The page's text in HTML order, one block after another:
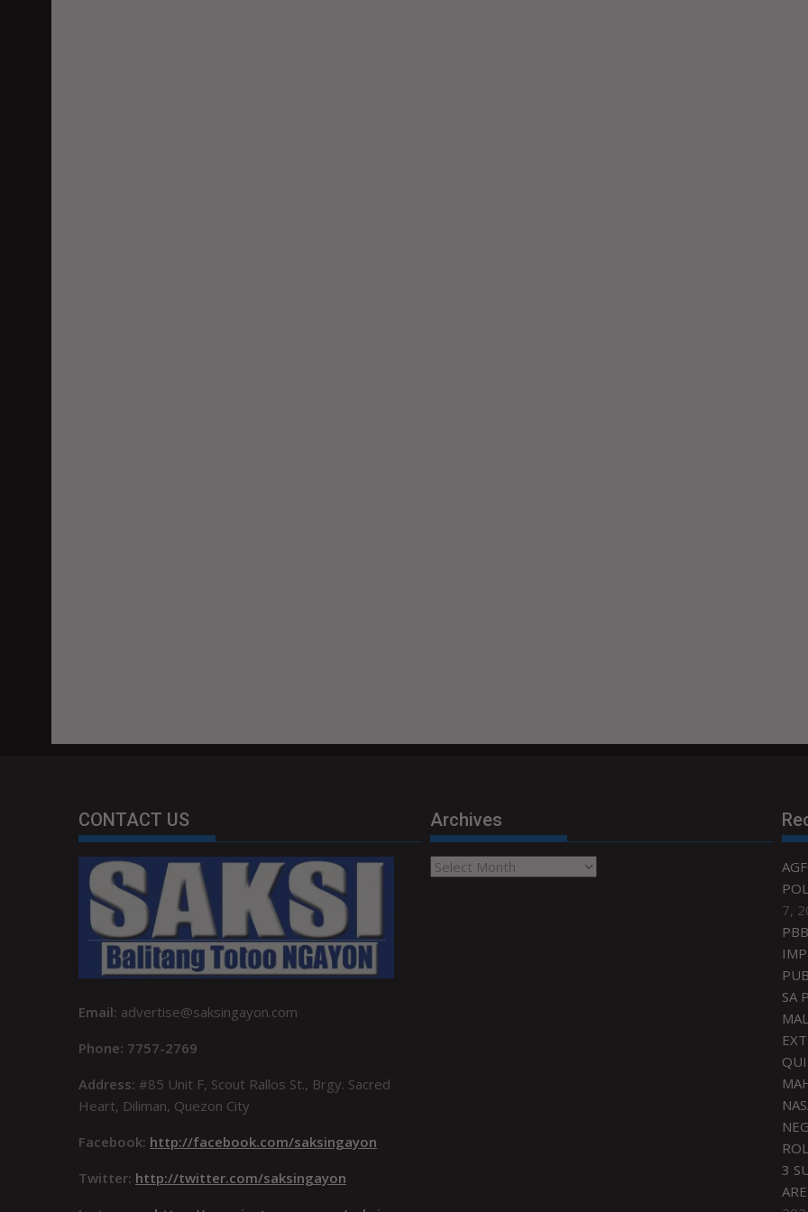
CONTACT US
Email: advertise@saksingayon.com
Phone: 7757-2769
Address: #85 Unit F, Scout Rallos St., Brgy. Sacred
Heart, Diliman, Quezon City
Facebook: http://facebook.com/saksingayon
Twitter: http://twitter.com/saksingayon
Archives
Archives
7,
SA
3